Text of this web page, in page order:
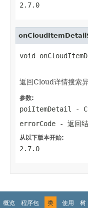
2.7.0
void
返回Cloud详情搜索
参数:
poiItemDetail -
errorCode - 返回结
从以下版本开始:
2.7.0
概览 程序包 类 使用 树